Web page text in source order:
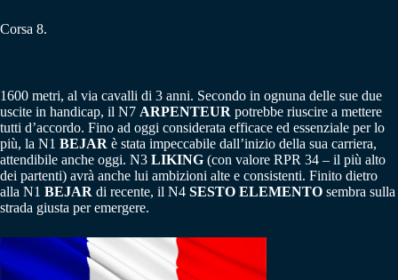
Corsa 8.
1600 metri, al via cavalli di 3 anni. Secondo in ognuna delle sue due
uscite in handicap, il N7 ARPENTEUR potrebbe riuscire a mettere
tutti d’accordo. Fino ad oggi considerata efficace ed essenziale per lo
più, la N1 BEJAR è stata impeccabile dall’inizio della sua carriera,
attendibile anche oggi. N3 LIKING (con valore RPR 34 – il più alto
dei partenti) avrà anche lui ambizioni alte e consistenti. Finito dietro
alla N1 BEJAR di recente, il N4 SESTO ELEMENTO sembra sulla
strada giusta per emergere.